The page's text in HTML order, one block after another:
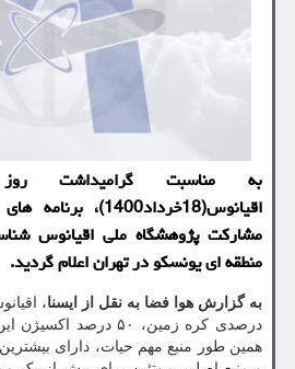
به مناسبت گرامیداشت
مشارکت پژوهشگاه ملی اقیانوس
منطقه ای یونسکو در تهران اعلام گردید.
به گزارش هوا فضا به نقل از ایسنا
درصدی کره زمین، ۵۰
همین طور منبع مهم حیات، دارای